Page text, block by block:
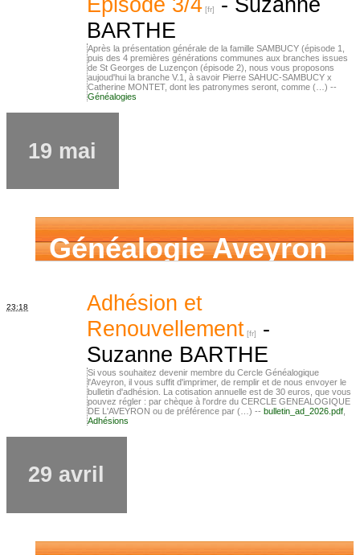
BARTHE
Après la présentation générale de la famille SAMBUCY (épisode 1,
puis des 4 premières générations communes aux branches issues
de St Georges de Luzençon (épisode 2), nous vous proposons
aujoud'hui la branche V.1, à savoir Pierre SAHUC-SAMBUCY x
Catherine MONTET, dont les patronymes seront, comme (…) --
Généalogies
19 mai
Généalogie Aveyron
23:18
Adhésion et
Renouvellement
-
Suzanne BARTHE
Si vous souhaitez devenir membre du Cercle Généalogique
l'Aveyron, il vous suffit d'imprimer, de remplir et de nous envoyer le
bulletin d'adhésion. La cotisation annuelle est de 30 euros, que vous
pouvez régler : par chèque à l'ordre du CERCLE GENEALOGIQUE
DE L'AVEYRON ou de préférence par (…) -- bulletin_ad_2026.pdf
Adhésions
29 avril